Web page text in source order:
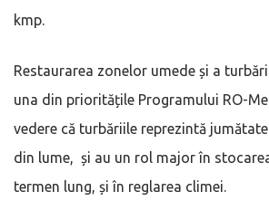
kmp.
Restaurarea zonelor umede și a
una din prioritățile Programului RO-
vedere că turbăriile reprezintă
din lume, și au un rol major în
termen lung, și în reglarea climei.